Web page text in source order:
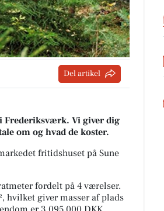
Del artikel
Frederiksværk. Vi giver dig
om og hvad de koster.
fritidshuset på Sune
fordelt på 4 værelser.
hvilket giver masser af plads